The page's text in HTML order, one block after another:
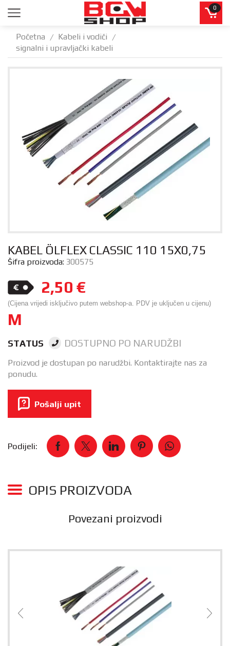
0
Početna / Kabeli i vodiči /
signalni i upravljački kabeli
KABEL ÖLFLEX CLASSIC 110 15X0,75
Šifra proizvoda: 300575
2,50 €
(Cijena vrijedi isključivo putem webshop-a. PDV je uključen u cijenu)
M
STATUS DOSTUPNO PO NARUDŽBI
Proizvod je dostupan po narudžbi. Kontaktirajte nas za
ponudu.
Pošalji upit
Podijeli:
OPIS PROIZVODA
Povezani proizvodi